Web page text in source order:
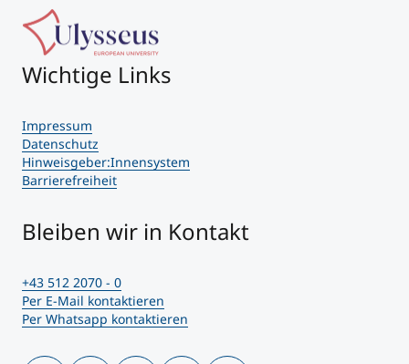
Wichtige Links
Impressum
Datenschutz
Hinweisgeber:Innensystem
Barrierefreiheit
Bleiben wir in Kontakt
+43 512 2070 - 0
Per E-Mail kontaktieren
Per Whatsapp kontaktieren